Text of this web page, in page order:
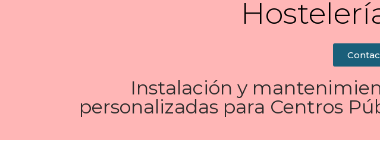
Instalación y
personalizadas para Centros